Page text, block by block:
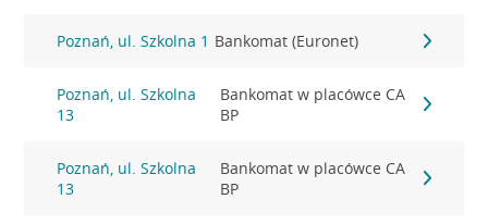
Poznań, ul. Szkolna 1 Bankomat (Euronet)
Poznań, ul. Szkolna
13
Bankomat w placówce CA
BP
Poznań, ul. Szkolna
13
Bankomat w placówce CA
BP